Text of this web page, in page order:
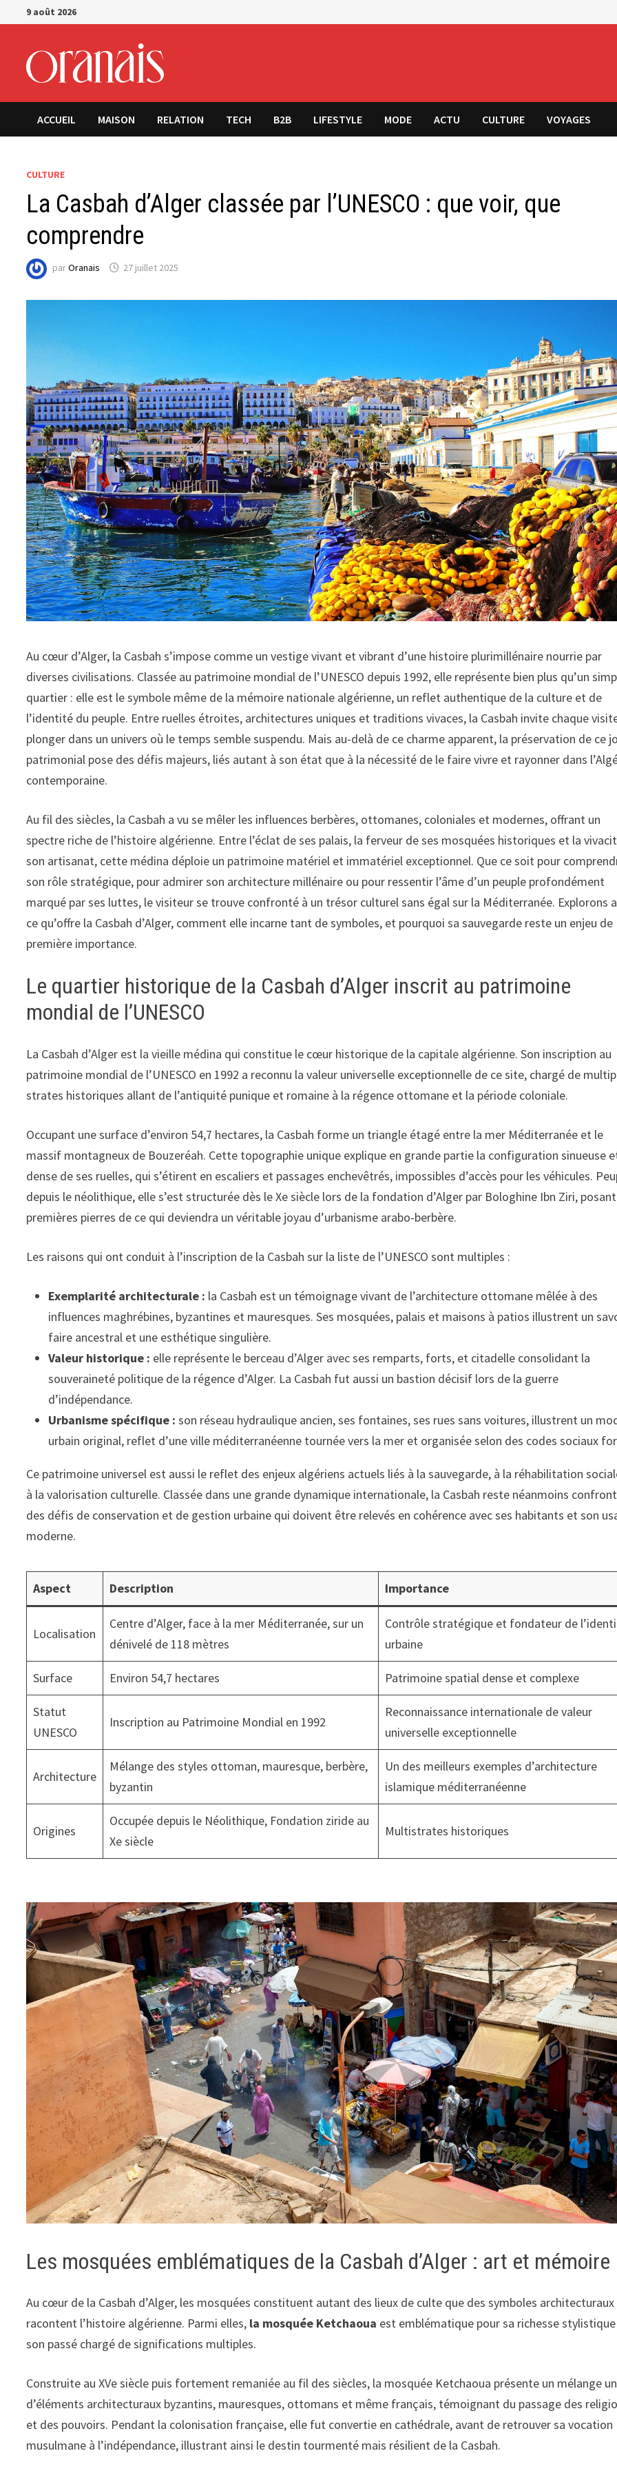
Passer
au
9 août 2026
ACCUEIL MAISON RELATION TECH B2B LIFESTYLE MODE ACTU CULTURE VOYAGES
CULTURE
La Casbah d’Alger classée par l’UNESCO : que voir, que
comprendre
parOranais 27 juillet 2025
Au cœur d’Alger, la Casbah s’impose comme un vestige vivant et vibrant d’une histoire plurimillénaire nourrie par
diverses civilisations. Classée au patrimoine mondial de l’UNESCO depuis 1992, elle représente bien plus qu’un
quartier : elle est le symbole même de la mémoire nationale algérienne, un reflet authentique de la culture et de
l’identité du peuple. Entre ruelles étroites, architectures uniques et traditions vivaces, la Casbah invite chaque
plonger dans un univers où le temps semble suspendu. Mais au-delà de ce charme apparent, la préservation de ce
patrimonial pose des défis majeurs, liés autant à son état que à la nécessité de le faire vivre et rayonner dans
contemporaine.
Au fil des siècles, la Casbah a vu se mêler les influences berbères, ottomanes, coloniales et modernes, offrant un
spectre riche de l’histoire algérienne. Entre l’éclat de ses palais, la ferveur de ses mosquées historiques et la
son artisanat, cette médina déploie un patrimoine matériel et immatériel exceptionnel. Que ce soit pour
son rôle stratégique, pour admirer son architecture millénaire ou pour ressentir l’âme d’un peuple profondément
marqué par ses luttes, le visiteur se trouve confronté à un trésor culturel sans égal sur la Méditerranée. Explorons
ce qu’offre la Casbah d’Alger, comment elle incarne tant de symboles, et pourquoi sa sauvegarde reste un enjeu de
première importance.
Le quartier historique de la Casbah d’Alger inscrit au patrimoine
mondial de l’UNESCO
La Casbah d’Alger est la vieille médina qui constitue le cœur historique de la capitale algérienne. Son inscription au
patrimoine mondial de l’UNESCO en 1992 a reconnu la valeur universelle exceptionnelle de ce site, chargé de
strates historiques allant de l’antiquité punique et romaine à la régence ottomane et la période coloniale.
Occupant une surface d’environ 54,7 hectares, la Casbah forme un triangle étagé entre la mer Méditerranée et le
massif montagneux de Bouzeréah. Cette topographie unique explique en grande partie la configuration sinueuse
dense de ses ruelles, qui s’étirent en escaliers et passages enchevêtrés, impossibles d’accès pour les véhicules.
depuis le néolithique, elle s’est structurée dès le Xe siècle lors de la fondation d’Alger par Bologhine Ibn Ziri,
premières pierres de ce qui deviendra un véritable joyau d’urbanisme arabo-berbère.
Les raisons qui ont conduit à l’inscription de la Casbah sur la liste de l’UNESCO sont multiples :
Exemplarité architecturale : la Casbah est un témoignage vivant de l’architecture ottomane mêlée à des
influences maghrébines, byzantines et mauresques. Ses mosquées, palais et maisons à patios illustrent un
faire ancestral et une esthétique singulière.
Valeur historique : elle représente le berceau d’Alger avec ses remparts, forts, et citadelle consolidant la
souveraineté politique de la régence d’Alger. La Casbah fut aussi un bastion décisif lors de la guerre
d’indépendance.
Urbanisme spécifique : son réseau hydraulique ancien, ses fontaines, ses rues sans voitures, illustrent un
urbain original, reflet d’une ville méditerranéenne tournée vers la mer et organisée selon des codes sociaux
Ce patrimoine universel est aussi le reflet des enjeux algériens actuels liés à la sauvegarde, à la réhabilitation
à la valorisation culturelle. Classée dans une grande dynamique internationale, la Casbah reste néanmoins
des défis de conservation et de gestion urbaine qui doivent être relevés en cohérence avec ses habitants et son
moderne.
Aspect Description Importance
Localisation
Centre d’Alger, face à la mer Méditerranée, sur un
dénivelé de 118 mètres
Contrôle stratégique et fondateur de
urbaine
Surface Environ 54,7 hectares Patrimoine spatial dense et complexe
Statut
UNESCO
Inscription au Patrimoine Mondial en 1992
Reconnaissance internationale de valeur
universelle exceptionnelle
Architecture
Mélange des styles ottoman, mauresque, berbère,
byzantin
Un des meilleurs exemples d’architecture
islamique méditerranéenne
Origines
Occupée depuis le Néolithique, Fondation ziride au
Xe siècle
Multistrates historiques
Les mosquées emblématiques de la Casbah d’Alger : art et mémoire
Au cœur de la Casbah d’Alger, les mosquées constituent autant des lieux de culte que des symboles
racontent l’histoire algérienne. Parmi elles, la mosquée Ketchaoua est emblématique pour sa richesse
son passé chargé de significations multiples.
Construite au XVe siècle puis fortement remaniée au fil des siècles, la mosquée Ketchaoua présente un mélange
d’éléments architecturaux byzantins, mauresques, ottomans et même français, témoignant du passage des
et des pouvoirs. Pendant la colonisation française, elle fut convertie en cathédrale, avant de retrouver sa vocation
musulmane à l’indépendance, illustrant ainsi le destin tourmenté mais résilient de la Casbah.